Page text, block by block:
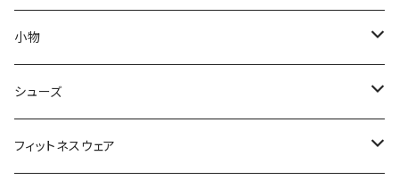
ノースリーブ
パンツドレス
ナイトドレス
ピアス
コサージュ
リング
ショーツ
タンクトップ/キャミソール
半袖/5分
サブバッグ
クラッチバッグ
トートバッグ
小物
マフラー/スカーフ/ストール
財布
シューズ
スニーカー
フィットネスウェア